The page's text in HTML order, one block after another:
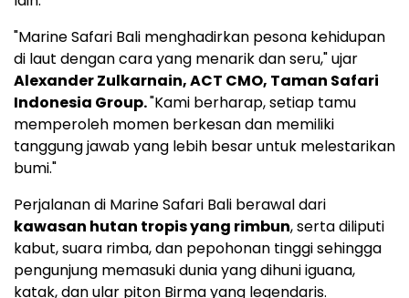
"Marine Safari Bali menghadirkan pesona kehidupan
di laut dengan cara yang menarik dan seru," ujar
Alexander Zulkarnain, ACT CMO, Taman Safari
Indonesia Group."Kami berharap, setiap tamu
memperoleh momen berkesan dan memiliki
tanggung jawab yang lebih besar untuk melestarikan
bumi."
Perjalanan di Marine Safari Bali berawal dari
kawasan hutan tropis yang rimbun, serta diliputi
kabut, suara rimba, dan pepohonan tinggi sehingga
pengunjung memasuki dunia yang dihuni iguana,
katak, dan ular piton Birma yang legendaris.